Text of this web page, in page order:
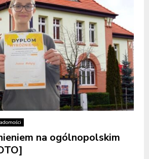
na ogólnopolskim